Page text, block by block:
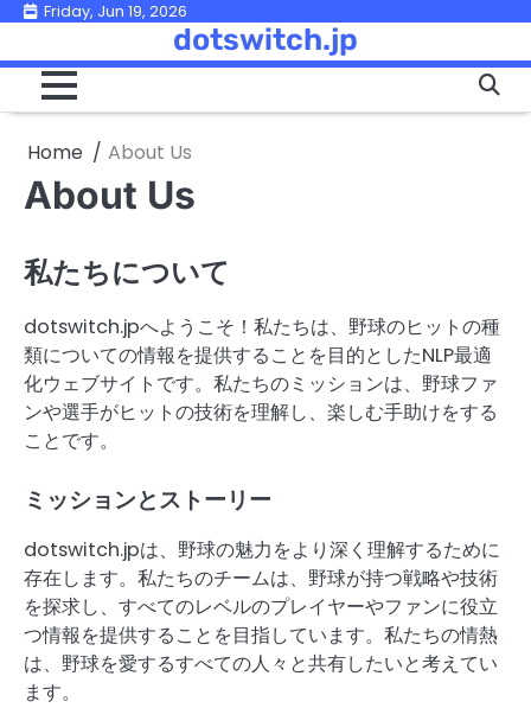
Skip
content
Friday, Jun 19, 2026
dotswitch.jp
Home About Us
About Us
私たちについて
dotswitch.jpへようこそ！私たちは、野球のヒットの種
類についての情報を提供することを目的としたNLP最適
化ウェブサイトです。私たちのミッションは、野球ファ
ンや選手がヒットの技術を理解し、楽しむ手助けをする
ことです。
ミッションとストーリー
dotswitch.jpは、野球の魅力をより深く理解するために
存在します。私たちのチームは、野球が持つ戦略や技術
を探求し、すべてのレベルのプレイヤーやファンに役立
つ情報を提供することを目指しています。私たちの情熱
は、野球を愛するすべての人々と共有したいと考えてい
ます。